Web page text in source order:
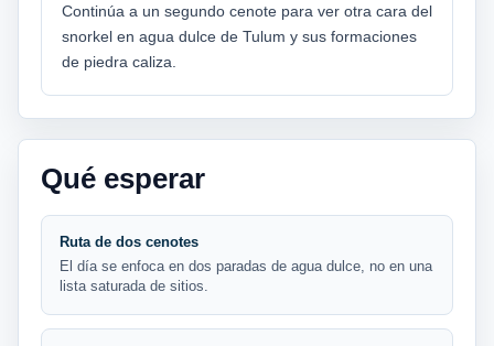
Continúa a un segundo cenote para ver otra cara del
snorkel en agua dulce de Tulum y sus formaciones
de piedra caliza.
Qué esperar
Ruta de dos cenotes
El día se enfoca en dos paradas de agua dulce, no en una
lista saturada de sitios.